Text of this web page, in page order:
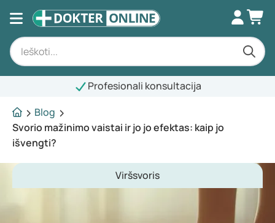
Profesionali konsultacija
Blog
Svorio mažinimo vaistai ir jo jo efektas: kaip jo
išvengti?
Viršsvoris